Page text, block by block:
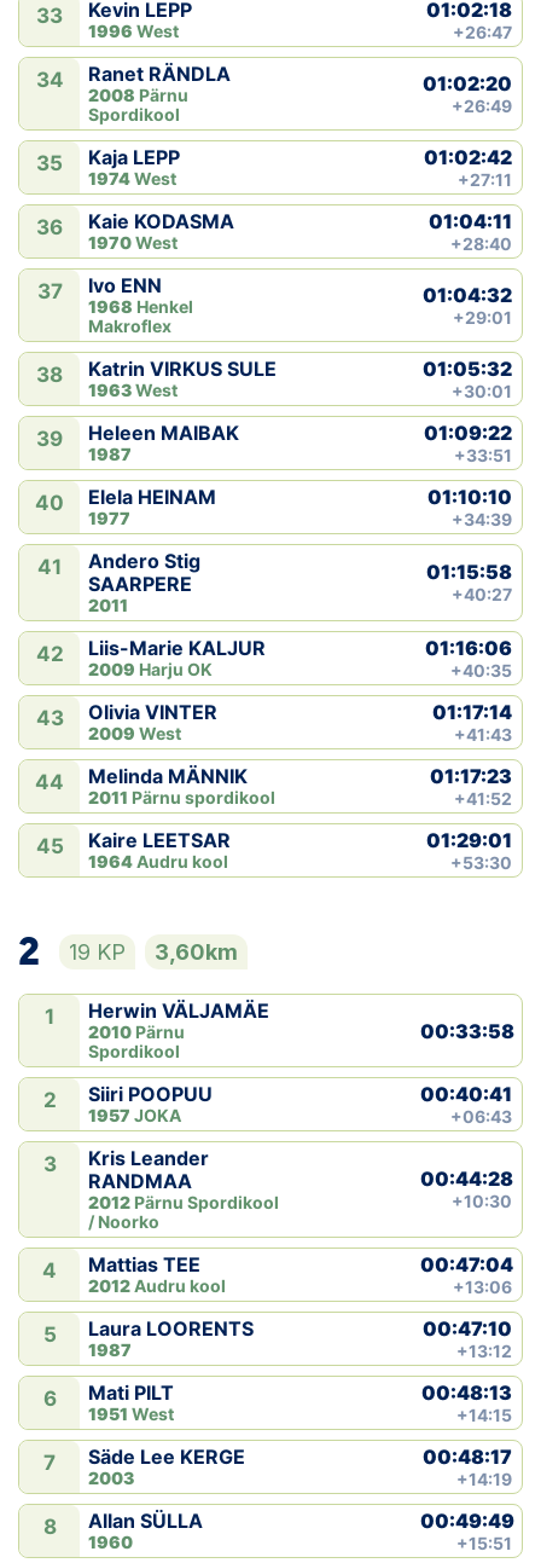
33 Kevin LEPP
1996 West
01:02:18
+26:47
34 Ranet RÄNDLA
2008 Pärnu
Spordikool
01:02:20
+26:49
35 Kaja LEPP
1974West
01:02:42
+27:11
36 Kaie KODASMA
1970West
01:04:11
+28:40
37 Ivo ENN
1968 Henkel
Makroflex
01:04:32
+29:01
38 Katrin VIRKUS SULE
1963West
01:05:32
+30:01
39 Heleen MAIBAK
1987
01:09:22
+33:51
40 Elela HEINAM
1977
01:10:10
+34:39
41
Andero Stig
SAARPERE
2011
01:15:58
+40:27
42 Liis-Marie KALJUR
2009 Harju OK
01:16:06
+40:35
43 Olivia VINTER
2009 West
01:17:14
+41:43
44 Melinda MÄNNIK
2011 Pärnu spordikool
01:17:23
+41:52
45 Kaire LEETSAR
1964Audru kool
01:29:01
+53:30
2 19 KP 3,60km
1 Herwin VÄLJAMÄE
2010 Pärnu
Spordikool
00:33:58
2 Siiri POOPUU
1957 JOKA
00:40:41
+06:43
3
Kris Leander
RANDMAA
2012 Pärnu Spordikool
/ Noorko
00:44:28
+10:30
4 Mattias TEE
2012Audru kool
00:47:04
+13:06
5 Laura LOORENTS
1987
00:47:10
+13:12
6 Mati PILT
1951 West
00:48:13
+14:15
7 Säde Lee KERGE
2003
00:48:17
+14:19
8 Allan SÜLLA
1960
00:49:49
+15:51